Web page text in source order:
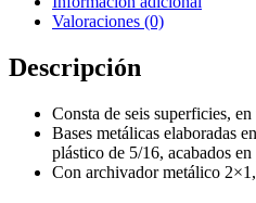
Valoraciones (0)
Descripción
Consta de seis superficies,
Bases metálicas elaboradas
plástico de 5/16, acabados
Con archivador metálico